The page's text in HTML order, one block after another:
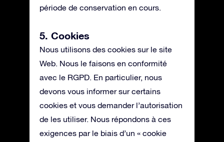
période de conservation en cours.
5. Cookies
Nous utilisons des cookies sur le site
Web. Nous le faisons en conformité
avec le RGPD. En particulier, nous
devons vous informer sur certains
cookies et vous demander l’autorisation
de les utiliser. Nous répondons à ces
exigences par le biais d’un « cookie